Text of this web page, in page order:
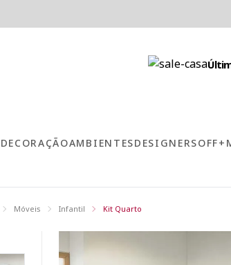
DECORAÇÃOAMBIENTESDESIGNERSOFF
Móveis Infantil Kit Quarto